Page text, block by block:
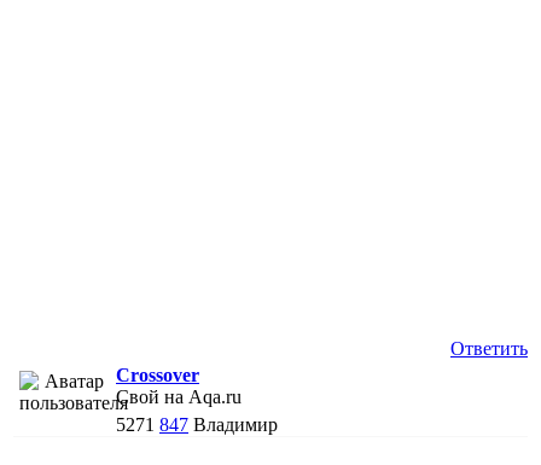
Ответить
Crossover
Свой на Aqa.ru
5271 847 Владимир